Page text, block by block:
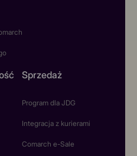
Sprzedaż
Program dla JDG
Integracja z kurierami
Comarch e-Sale